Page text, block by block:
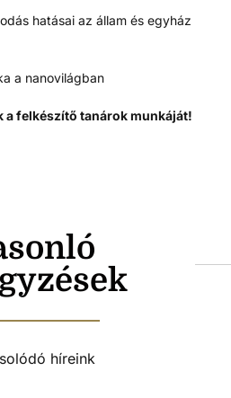
hatásai az állam és egyház
a nanovilágban
a felkészítő tanárok munkáját!
híreink